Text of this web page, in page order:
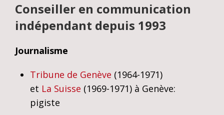
Conseiller en communication
indépendant depuis 1993
Journalisme
Tribune de Genève (1964-1971)
et La Suisse (1969-1971) à Genève:
pigiste